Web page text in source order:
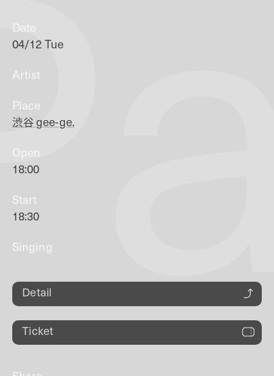
Date
04/12 Tue
Artist
Place
渋谷gee-ge.
Open
18:00
Start
18:30
Singing
Detail
Ticket